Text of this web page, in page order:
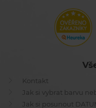
Kontakt
Jak si vybrat barvu
Jak si posunout